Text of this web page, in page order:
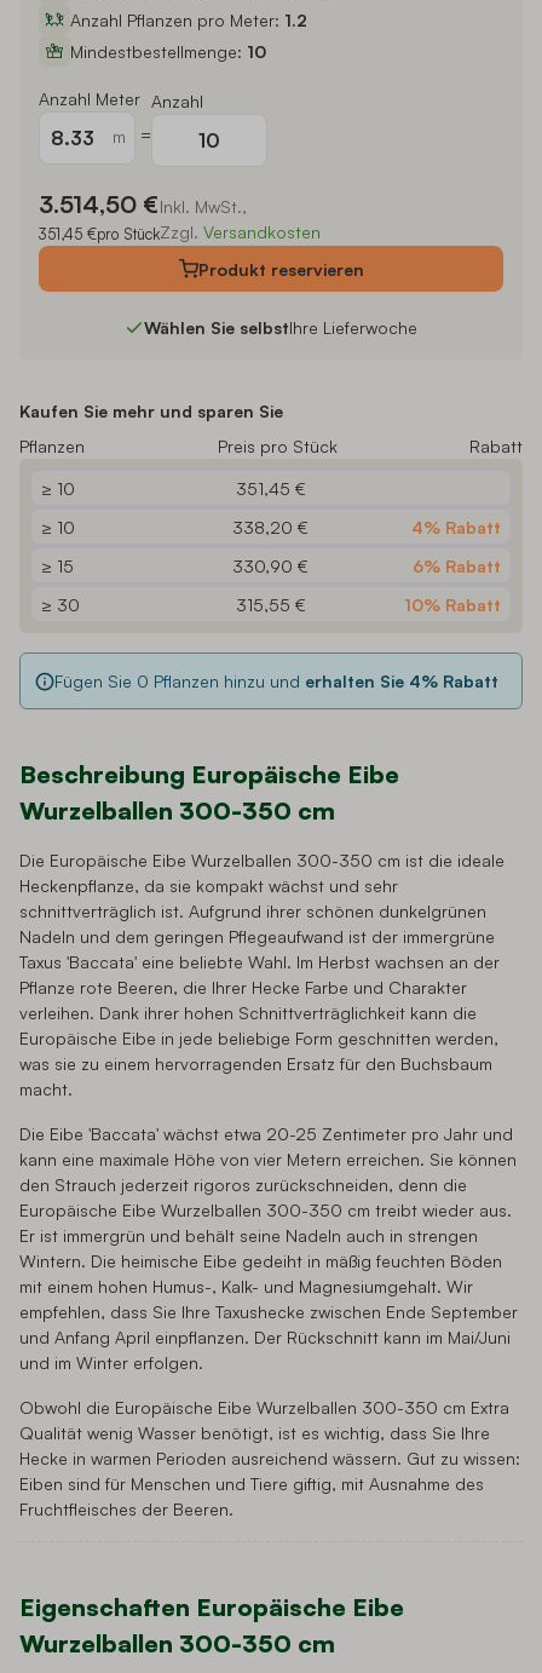
Anzahl Pflanzen pro Meter: 1.2
Mindestbestellmenge: 10
Anzahl Meter
m
=
Anzahl
3.514,50 €
351,45 €pro Stück
Inkl. MwSt.,
Zzgl. Versandkosten
Produkt reservieren
Wählen Sie selbstIhre Lieferwoche
Kaufen Sie mehr und sparen Sie
Pflanzen
Preis pro Stück Rabatt
≥ 10
351,45 €
≥ 10
338,20 €
4% Rabatt
≥ 15
330,90 €
6% Rabatt
≥ 30
315,55 € 10% Rabatt
Fügen Sie 0 Pflanzen hinzu und erhalten Sie 4% Rabatt
Beschreibung Europäische Eibe
Wurzelballen 300-350 cm
Die Europäische Eibe Wurzelballen 300-350 cm ist die ideale
Heckenpflanze, da sie kompakt wächst und sehr
schnittverträglich ist. Aufgrund ihrer schönen dunkelgrünen
Nadeln und dem geringen Pflegeaufwand ist der immergrüne
Taxus 'Baccata' eine beliebte Wahl. Im Herbst wachsen an der
Pflanze rote Beeren, die Ihrer Hecke Farbe und Charakter
verleihen. Dank ihrer hohen Schnittverträglichkeit kann die
Europäische Eibe in jede beliebige Form geschnitten werden,
was sie zu einem hervorragenden Ersatz für den Buchsbaum
macht.
Die Eibe 'Baccata' wächst etwa 20-25 Zentimeter pro Jahr und
kann eine maximale Höhe von vier Metern erreichen. Sie können
den Strauch jederzeit rigoros zurückschneiden, denn die
Europäische Eibe Wurzelballen 300-350 cm treibt wieder aus.
Er ist immergrün und behält seine Nadeln auch in strengen
Wintern. Die heimische Eibe gedeiht in mäßig feuchten Böden
mit einem hohen Humus-, Kalk- und Magnesiumgehalt. Wir
empfehlen, dass Sie Ihre Taxushecke zwischen Ende September
und Anfang April einpflanzen. Der Rückschnitt kann im Mai/Juni
und im Winter erfolgen.
Obwohl die Europäische Eibe Wurzelballen 300-350 cm Extra
Qualität wenig Wasser benötigt, ist es wichtig, dass Sie Ihre
Hecke in warmen Perioden ausreichend wässern. Gut zu wissen:
Eiben sind für Menschen und Tiere giftig, mit Ausnahme des
Fruchtfleisches der Beeren.
Eigenschaften Europäische Eibe
Wurzelballen 300-350 cm